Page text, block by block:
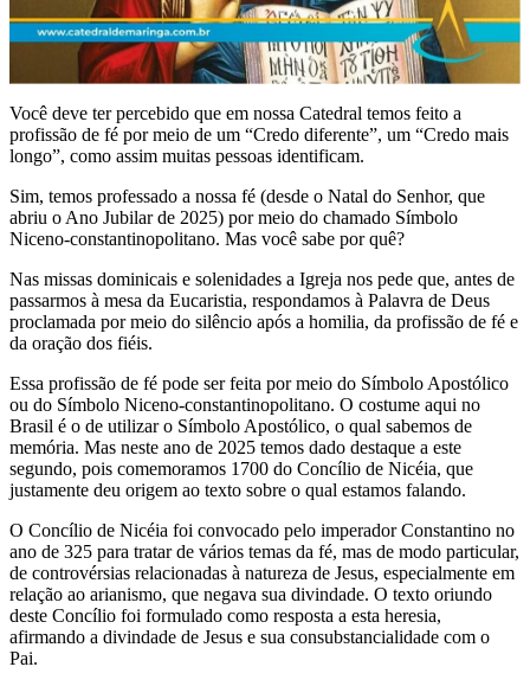
Você deve ter percebido que em nossa Catedral temos feito a
profissão de fé por meio de um “Credo diferente”, um “Credo mais
longo”, como assim muitas pessoas identificam.
Sim, temos professado a nossa fé (desde o Natal do Senhor, que
abriu o Ano Jubilar de 2025) por meio do chamado Símbolo
Niceno-constantinopolitano. Mas você sabe por quê?
Nas missas dominicais e solenidades a Igreja nos pede que, antes de
passarmos à mesa da Eucaristia, respondamos à Palavra de Deus
proclamada por meio do silêncio após a homilia, da profissão de fé e
da oração dos fiéis.
Essa profissão de fé pode ser feita por meio do Símbolo Apostólico
ou do Símbolo Niceno-constantinopolitano. O costume aqui no
Brasil é o de utilizar o Símbolo Apostólico, o qual sabemos de
memória. Mas neste ano de 2025 temos dado destaque a este
segundo, pois comemoramos 1700 do Concílio de Nicéia, que
justamente deu origem ao texto sobre o qual estamos falando.
O Concílio de Nicéia foi convocado pelo imperador Constantino no
ano de 325 para tratar de vários temas da fé, mas de modo particular,
de controvérsias relacionadas à natureza de Jesus, especialmente em
relação ao arianismo, que negava sua divindade. O texto oriundo
deste Concílio foi formulado como resposta a esta heresia,
afirmando a divindade de Jesus e sua consubstancialidade com o
Pai.